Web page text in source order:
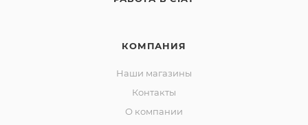
КОМПАНИЯ
Наши магазины
Контакты
О компании